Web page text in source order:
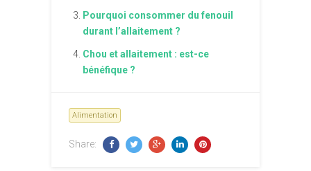
Pourquoi consommer du fenouil
durant l’allaitement ?
Chou et allaitement : est-ce
bénéfique ?
Alimentation
Share: